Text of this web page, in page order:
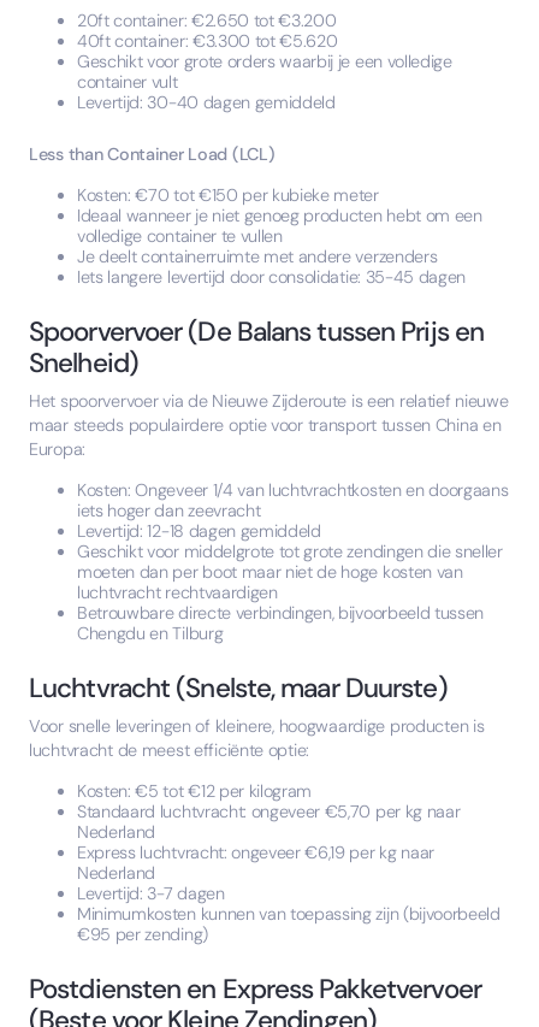
20ft container: €2.650 tot €3.200
40ft container: €3.300 tot €5.620
Geschikt voor grote orders waarbij je een volledige
container vult
Levertijd: 30-40 dagen gemiddeld
Less than Container Load (LCL)
Kosten: €70 tot €150 per kubieke meter
Ideaal wanneer je niet genoeg producten hebt om een
volledige container te vullen
Je deelt containerruimte met andere verzenders
Iets langere levertijd door consolidatie: 35-45 dagen
Spoorvervoer (De Balans tussen Prijs en
Snelheid)
Het spoorvervoer via de Nieuwe Zijderoute is een relatief nieuwe
maar steeds populairdere optie voor transport tussen China en
Europa:
Kosten: Ongeveer 1/4 van luchtvrachtkosten en doorgaans
iets hoger dan zeevracht
Levertijd: 12-18 dagen gemiddeld
Geschikt voor middelgrote tot grote zendingen die sneller
moeten dan per boot maar niet de hoge kosten van
luchtvracht rechtvaardigen
Betrouwbare directe verbindingen, bijvoorbeeld tussen
Chengdu en Tilburg
Luchtvracht (Snelste, maar Duurste)
Voor snelle leveringen of kleinere, hoogwaardige producten is
luchtvracht de meest efficiënte optie:
Kosten: €5 tot €12 per kilogram
Standaard luchtvracht: ongeveer €5,70 per kg naar
Nederland
Express luchtvracht: ongeveer €6,19 per kg naar
Nederland
Levertijd: 3-7 dagen
Minimumkosten kunnen van toepassing zijn (bijvoorbeeld
€95 per zending)
Postdiensten en Express Pakketvervoer